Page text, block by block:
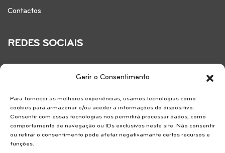
Gerir o Consentimento
Para fornecer as melhores experiências, usamos tecnologias como
cookies para armazenar e/ou aceder a informações do dispositivo.
Consentir com essas tecnologias nos permitirá processar dados, como
comportamento de navegação ou IDs exclusivos neste site. Não consentir
ou retirar o consentimento pode afetar negativamante certos recursos e
funções.
Contactos
REDES SOCIAIS